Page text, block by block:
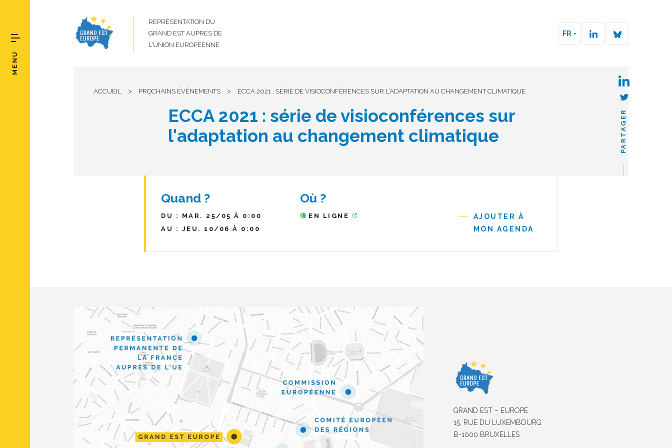
REPRÉSENTATION DU
GRAND EST AUPRÈS DE
L’UNION EUROPÉENNE
FR
MENU
ACCUEIL > PROCHAINS ÉVÉNEMENTS > ECCA 2021 : SÉRIE DE VISIOCONFÉRENCES SUR L’ADAPTATION AU CHANGEMENT CLIMATIQUE
ECCA 2021 : série de visioconférences sur
l'adaptation au changement climatique
PARTAGER
Quand ?
DU : MAR. 25/05 À 0:00
AU : JEU. 10/06 À 0:00
Où ?
EN LIGNE
AJOUTER À
MON AGENDA
GRAND EST – EUROPE
15, RUE DU LUXEMBOURG
B-1000 BRUXELLES